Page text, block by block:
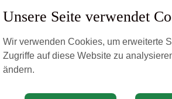
0664
Unsere Seite verwendet
Wir verwenden Cookies, um erweiterte
Zugriffe auf diese Website zu
ändern.